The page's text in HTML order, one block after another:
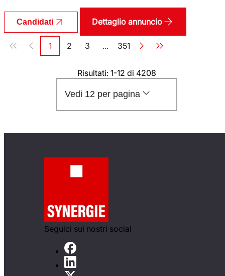
Candidati Dettaglio annuncio
Paginazione
Pagina
1 Pagina
2 Pagina
3 ... Pagina
351
Risultati: 1-12 di 4208
Vedi 12 per pagina
Seguici sui nostri social